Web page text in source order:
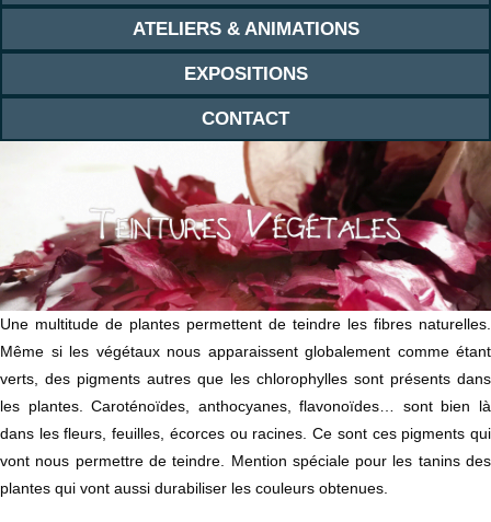
ATELIERS & ANIMATIONS
EXPOSITIONS
CONTACT
Une multitude de plantes permettent de teindre les fibres naturelles.
Même si les végétaux nous apparaissent globalement comme étant
verts, des pigments autres que les chlorophylles sont présents dans
les plantes. Caroténoïdes, anthocyanes, flavonoïdes… sont bien là
dans les fleurs, feuilles, écorces ou racines. Ce sont ces pigments qui
vont nous permettre de teindre. Mention spéciale pour les tanins des
plantes qui vont aussi durabiliser les couleurs obtenues.